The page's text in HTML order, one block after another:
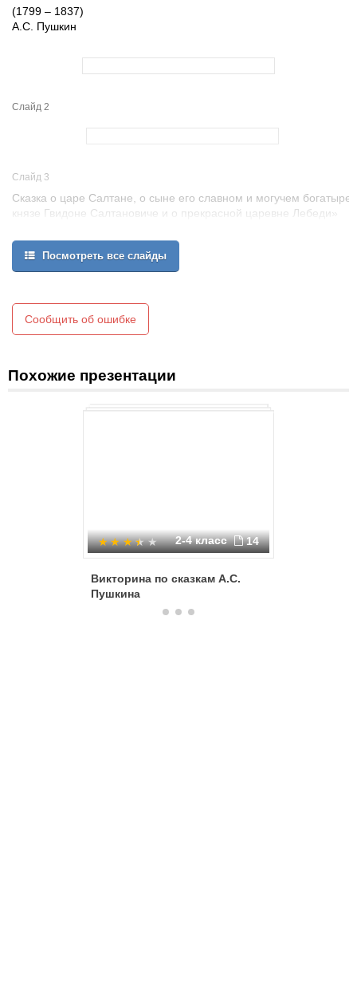
(1799 – 1837)
А.С. Пушкин
Слайд 2
Слайд 3
Сказка о царе Салтане, о сыне его славном и могучем богатыре
князе Гвидоне Салтановиче и о прекрасной царевне Лебеди»
Посмотреть все слайды
Сообщить об ошибке
Похожие презентации
2-4 класс 14
Викторина по сказкам А.С.
Пушкина